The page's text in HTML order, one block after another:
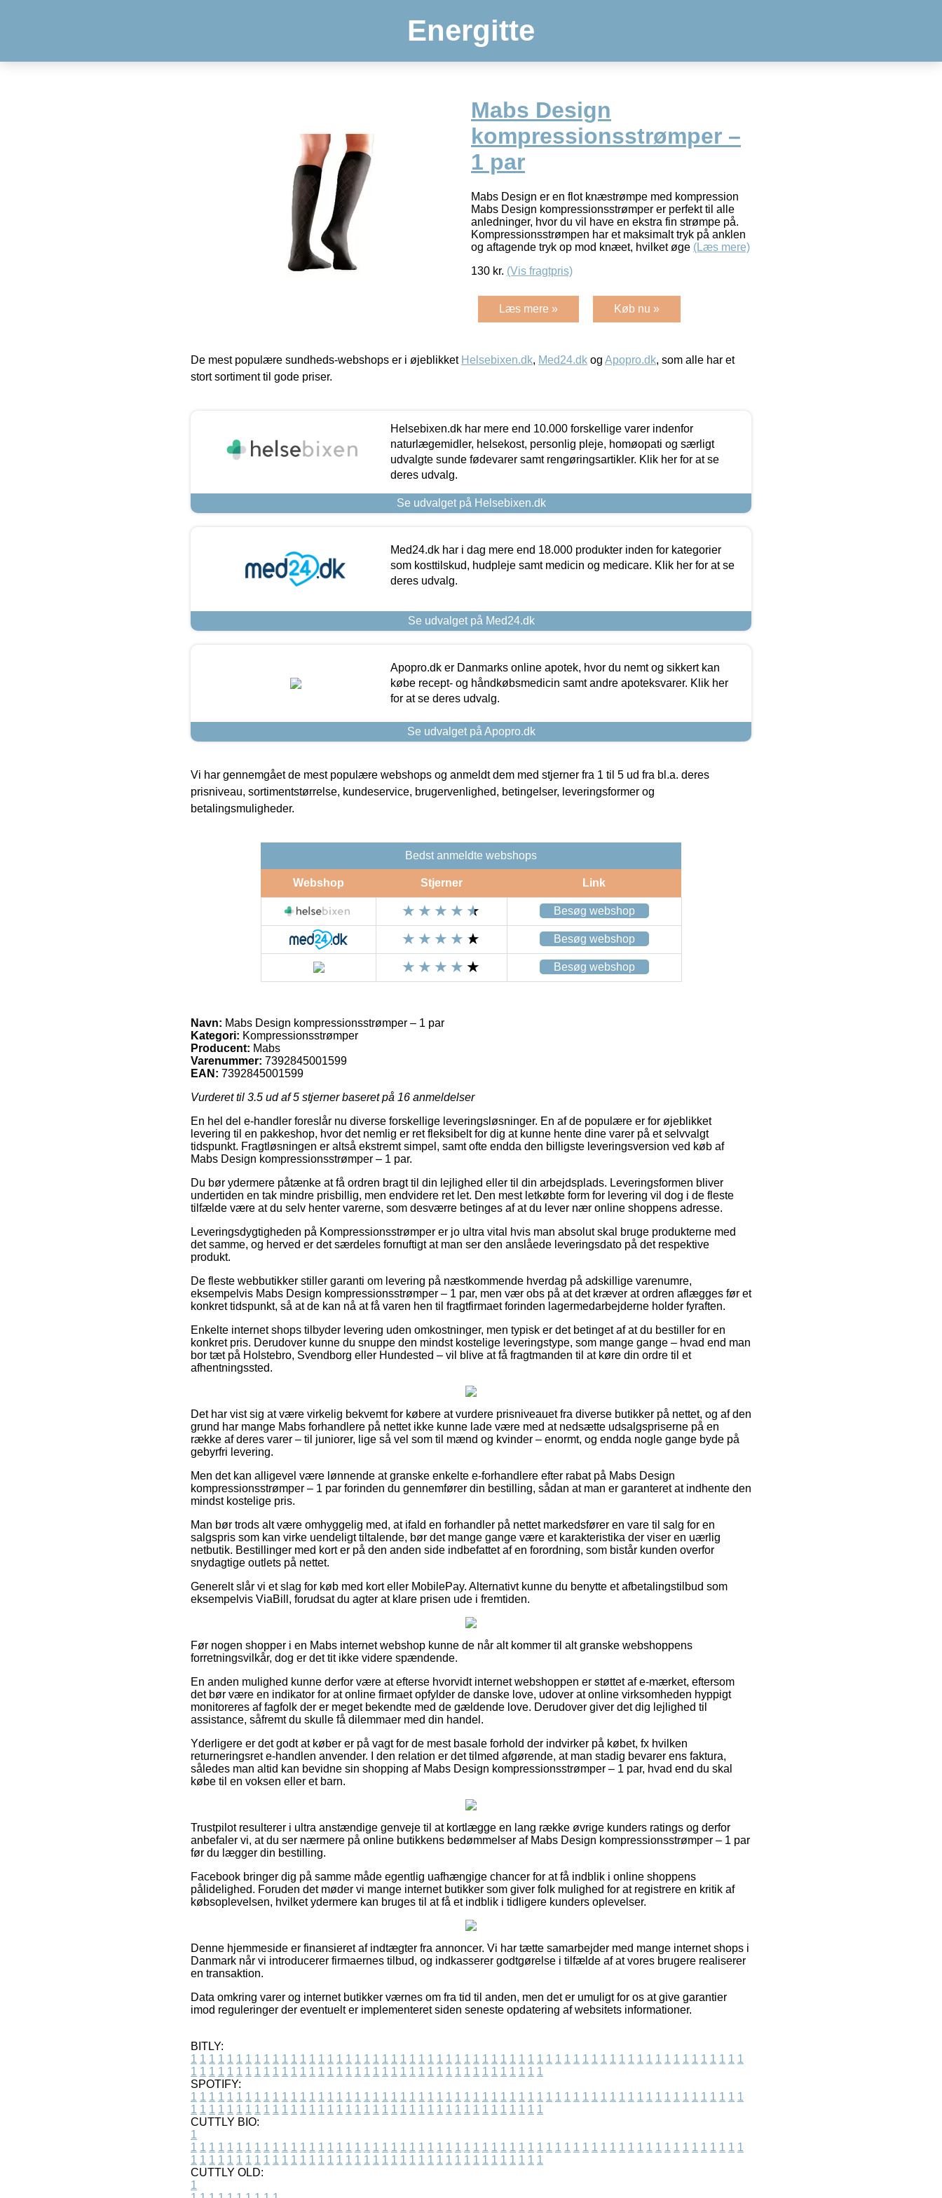
Energitte
Mabs Design
kompressionsstrømper –
1 par
Mabs Design er en flot knæstrømpe med kompression
Mabs Design kompressionsstrømper er perfekt til alle
anledninger, hvor du vil have en ekstra fin strømpe på.
Kompressionsstrømpen har et maksimalt tryk på anklen
og aftagende tryk op mod knæet, hvilket øge (Læs mere)
130 kr. (Vis fragtpris)
Læs mere » Køb nu »
De mest populære sundheds-webshops er i øjeblikket Helsebixen.dk, Med24.dk og Apopro.dk, som alle har et
stort sortiment til gode priser.
Helsebixen.dk har mere end 10.000 forskellige varer indenfor
naturlægemidler, helsekost, personlig pleje, homøopati og særligt
udvalgte sunde fødevarer samt rengøringsartikler. Klik her for at se
deres udvalg.
Se udvalget på Helsebixen.dk
Med24.dk har i dag mere end 18.000 produkter inden for kategorier
som kosttilskud, hudpleje samt medicin og medicare. Klik her for at se
deres udvalg.
Se udvalget på Med24.dk
Apopro.dk er Danmarks online apotek, hvor du nemt og sikkert kan
købe recept- og håndkøbsmedicin samt andre apoteksvarer. Klik her
for at se deres udvalg.
Se udvalget på Apopro.dk
Vi har gennemgået de mest populære webshops og anmeldt dem med stjerner fra 1 til 5 ud fra bl.a. deres
prisniveau, sortimentstørrelse, kundeservice, brugervenlighed, betingelser, leveringsformer og
betalingsmuligheder.
Bedst anmeldte webshops
Webshop Stjerner Link
Besøg webshop
Besøg webshop
Besøg webshop
Navn: Mabs Design kompressionsstrømper – 1 par
Kategori: Kompressionsstrømper
Producent: Mabs
Varenummer: 7392845001599
EAN: 7392845001599
Vurderet til 3.5 ud af 5 stjerner baseret på 16 anmeldelser
En hel del e-handler foreslår nu diverse forskellige leveringsløsninger. En af de populære er for øjeblikket
levering til en pakkeshop, hvor det nemlig er ret fleksibelt for dig at kunne hente dine varer på et selvvalgt
tidspunkt. Fragtløsningen er altså ekstremt simpel, samt ofte endda den billigste leveringsversion ved køb af
Mabs Design kompressionsstrømper – 1 par.
Du bør ydermere påtænke at få ordren bragt til din lejlighed eller til din arbejdsplads. Leveringsformen bliver
undertiden en tak mindre prisbillig, men endvidere ret let. Den mest letkøbte form for levering vil dog i de fleste
tilfælde være at du selv henter varerne, som desværre betinges af at du lever nær online shoppens adresse.
Leveringsdygtigheden på Kompressionsstrømper er jo ultra vital hvis man absolut skal bruge produkterne med
det samme, og herved er det særdeles fornuftigt at man ser den anslåede leveringsdato på det respektive
produkt.
De fleste webbutikker stiller garanti om levering på næstkommende hverdag på adskillige varenumre,
eksempelvis Mabs Design kompressionsstrømper – 1 par, men vær obs på at det kræver at ordren aflægges før et
konkret tidspunkt, så at de kan nå at få varen hen til fragtfirmaet forinden lagermedarbejderne holder fyraften.
Enkelte internet shops tilbyder levering uden omkostninger, men typisk er det betinget af at du bestiller for en
konkret pris. Derudover kunne du snuppe den mindst kostelige leveringstype, som mange gange – hvad end man
bor tæt på Holstebro, Svendborg eller Hundested – vil blive at få fragtmanden til at køre din ordre til et
afhentningssted.
Det har vist sig at være virkelig bekvemt for købere at vurdere prisniveauet fra diverse butikker på nettet, og af den
grund har mange Mabs forhandlere på nettet ikke kunne lade være med at nedsætte udsalgspriserne på en
række af deres varer – til juniorer, lige så vel som til mænd og kvinder – enormt, og endda nogle gange byde på
gebyrfri levering.
Men det kan alligevel være lønnende at granske enkelte e-forhandlere efter rabat på Mabs Design
kompressionsstrømper – 1 par forinden du gennemfører din bestilling, sådan at man er garanteret at indhente den
mindst kostelige pris.
Man bør trods alt være omhyggelig med, at ifald en forhandler på nettet markedsfører en vare til salg for en
salgspris som kan virke uendeligt tiltalende, bør det mange gange være et karakteristika der viser en uærlig
netbutik. Bestillinger med kort er på den anden side indbefattet af en forordning, som bistår kunden overfor
snydagtige outlets på nettet.
Generelt slår vi et slag for køb med kort eller MobilePay. Alternativt kunne du benytte et afbetalingstilbud som
eksempelvis ViaBill, forudsat du agter at klare prisen ude i fremtiden.
Før nogen shopper i en Mabs internet webshop kunne de når alt kommer til alt granske webshoppens
forretningsvilkår, dog er det tit ikke videre spændende.
En anden mulighed kunne derfor være at efterse hvorvidt internet webshoppen er støttet af e-mærket, eftersom
det bør være en indikator for at online firmaet opfylder de danske love, udover at online virksomheden hyppigt
monitoreres af fagfolk der er meget bekendte med de gældende love. Derudover giver det dig lejlighed til
assistance, såfremt du skulle få dilemmaer med din handel.
Yderligere er det godt at køber er på vagt for de mest basale forhold der indvirker på købet, fx hvilken
returneringsret e-handlen anvender. I den relation er det tilmed afgørende, at man stadig bevarer ens faktura,
således man altid kan bevidne sin shopping af Mabs Design kompressionsstrømper – 1 par, hvad end du skal
købe til en voksen eller et barn.
Trustpilot resulterer i ultra anstændige genveje til at kortlægge en lang række øvrige kunders ratings og derfor
anbefaler vi, at du ser nærmere på online butikkens bedømmelser af Mabs Design kompressionsstrømper – 1 par
før du lægger din bestilling.
Facebook bringer dig på samme måde egentlig uafhængige chancer for at få indblik i online shoppens
pålidelighed. Foruden det møder vi mange internet butikker som giver folk mulighed for at registrere en kritik af
købsoplevelsen, hvilket ydermere kan bruges til at få et indblik i tidligere kunders oplevelser.
Denne hjemmeside er finansieret af indtægter fra annoncer. Vi har tætte samarbejder med mange internet shops i
Danmark når vi introducerer firmaernes tilbud, og indkasserer godtgørelse i tilfælde af at vores brugere realiserer
en transaktion.
Data omkring varer og internet butikker værnes om fra tid til anden, men det er umuligt for os at give garantier
imod reguleringer der eventuelt er implementeret siden seneste opdatering af websitets informationer.
BITLY:
1 1 1 1 1 1 1 1 1 1 1 1 1 1 1 1 1 1 1 1 1 1 1 1 1 1 1 1 1 1 1 1 1 1 1 1 1 1 1 1 1 1 1 1 1 1 1 1 1 1 1 1 1 1 1 1 1 1 1 1 1
1 1 1 1 1 1 1 1 1 1 1 1 1 1 1 1 1 1 1 1 1 1 1 1 1 1 1 1 1 1 1 1 1 1 1 1 1 1 1
SPOTIFY:
1 1 1 1 1 1 1 1 1 1 1 1 1 1 1 1 1 1 1 1 1 1 1 1 1 1 1 1 1 1 1 1 1 1 1 1 1 1 1 1 1 1 1 1 1 1 1 1 1 1 1 1 1 1 1 1 1 1 1 1 1
1 1 1 1 1 1 1 1 1 1 1 1 1 1 1 1 1 1 1 1 1 1 1 1 1 1 1 1 1 1 1 1 1 1 1 1 1 1 1
CUTTLY BIO:
1
1 1 1 1 1 1 1 1 1 1 1 1 1 1 1 1 1 1 1 1 1 1 1 1 1 1 1 1 1 1 1 1 1 1 1 1 1 1 1 1 1 1 1 1 1 1 1 1 1 1 1 1 1 1 1 1 1 1 1 1 1
1 1 1 1 1 1 1 1 1 1 1 1 1 1 1 1 1 1 1 1 1 1 1 1 1 1 1 1 1 1 1 1 1 1 1 1 1 1 1
CUTTLY OLD:
1